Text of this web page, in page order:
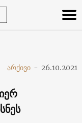
არქივი - 26.10.2021